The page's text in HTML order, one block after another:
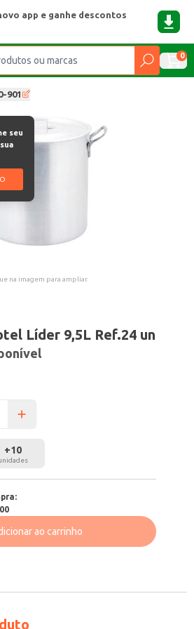
app e ganhe descontos
0
901
seu
na imagem para ampliar.
Líder 9,5L Ref.24 un
+10
ao carrinho